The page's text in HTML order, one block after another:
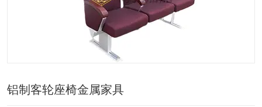
铝制客轮座椅金属家具